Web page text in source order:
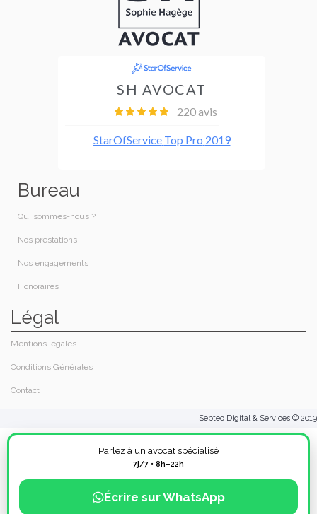
Parlez à un avocat spécialisé
7j/7 • 8h–22h
Écrire sur WhatsApp
Bureau
Qui sommes-nous ?​
Nos prestations​
Nos engagements
Honoraires​
Légal
Contact
Mentions légales
Conditions Générales
Septeo Digital & Services © 2019